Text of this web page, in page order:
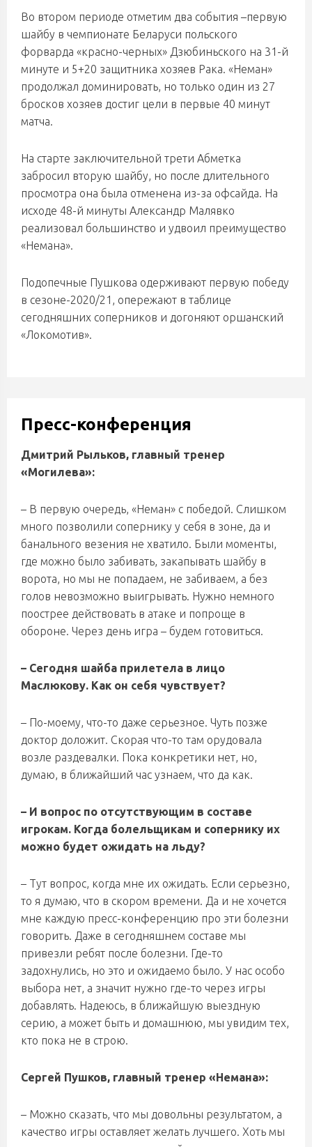
Во втором периоде отметим два события –первую
шайбу в чемпионате Беларуси польского
форварда «красно-черных» Дзюбиньского на 31-й
минуте и 5+20 защитника хозяев Рака. «Неман»
продолжал доминировать, но только один из 27
бросков хозяев достиг цели в первые 40 минут
матча.
На старте заключительной трети Абметка
забросил вторую шайбу, но после длительного
просмотра она была отменена из-за офсайда. На
исходе 48-й минуты Александр Малявко
реализовал большинство и удвоил преимущество
«Немана».
Подопечные Пушкова одерживают первую победу
в сезоне-2020/21, опережают в таблице
сегодняшних соперников и догоняют оршанский
«Локомотив».
Пресс-конференция
Дмитрий Рыльков, главный тренер
«Могилева»:
– В первую очередь, «Неман» с победой. Слишком
много позволили сопернику у себя в зоне, да и
банального везения не хватило. Были моменты,
где можно было забивать, закапывать шайбу в
ворота, но мы не попадаем, не забиваем, а без
голов невозможно выигрывать. Нужно немного
поострее действовать в атаке и попроще в
обороне. Через день игра – будем готовиться.
– Сегодня шайба прилетела в лицо
Маслюкову. Как он себя чувствует?
– По-моему, что-то даже серьезное. Чуть позже
доктор доложит. Скорая что-то там орудовала
возле раздевалки. Пока конкретики нет, но,
думаю, в ближайший час узнаем, что да как.
– И вопрос по отсутствующим в составе
игрокам. Когда болельщикам и сопернику их
можно будет ожидать на льду?
– Тут вопрос, когда мне их ожидать. Если серьезно,
то я думаю, что в скором времени. Да и не хочется
мне каждую пресс-конференцию про эти болезни
говорить. Даже в сегодняшнем составе мы
привезли ребят после болезни. Где-то
задохнулись, но это и ожидаемо было. У нас особо
выбора нет, а значит нужно где-то через игры
добавлять. Надеюсь, в ближайшую выездную
серию, а может быть и домашнюю, мы увидим тех,
кто пока не в строю.
Сергей Пушков, главный тренер «Немана»:
– Можно сказать, что мы довольны результатом, а
качество игры оставляет желать лучшего. Хоть мы